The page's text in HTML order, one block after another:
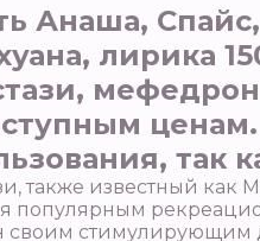
Анаша,
лирика
ценам.
так
также известный как
популярным
своим стимулирующим